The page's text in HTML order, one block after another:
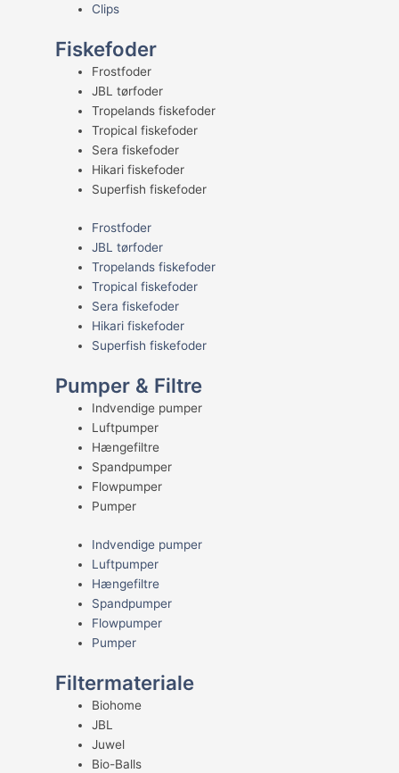
Clips
Fiskefoder
Frostfoder
JBL tørfoder
Tropelands fiskefoder
Tropical fiskefoder
Sera fiskefoder
Hikari fiskefoder
Superfish fiskefoder
Frostfoder
JBL tørfoder
Tropelands fiskefoder
Tropical fiskefoder
Sera fiskefoder
Hikari fiskefoder
Superfish fiskefoder
Pumper & Filtre
Indvendige pumper
Luftpumper
Hængefiltre
Spandpumper
Flowpumper
Pumper
Indvendige pumper
Luftpumper
Hængefiltre
Spandpumper
Flowpumper
Pumper
Filtermateriale
Biohome
JBL
Juwel
Bio-Balls